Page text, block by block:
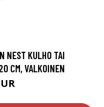
NEST KULHO TAI
CM, VALKOINEN